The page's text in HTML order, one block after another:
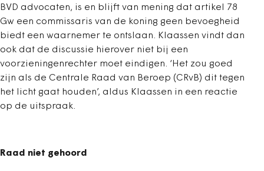
BVD advocaten, is en blijft van mening dat artikel 78
Gw een commissaris van de koning geen bevoegheid
biedt een waarnemer te ontslaan. Klaassen vindt dan
ook dat de discussie hierover niet bij een
voorzieningenrechter moet eindigen. ‘Het zou goed
zijn als de Centrale Raad van Beroep (CRvB) dit tegen
het licht gaat houden’, aldus Klaassen in een reactie
op de uitspraak.
Raad niet gehoord